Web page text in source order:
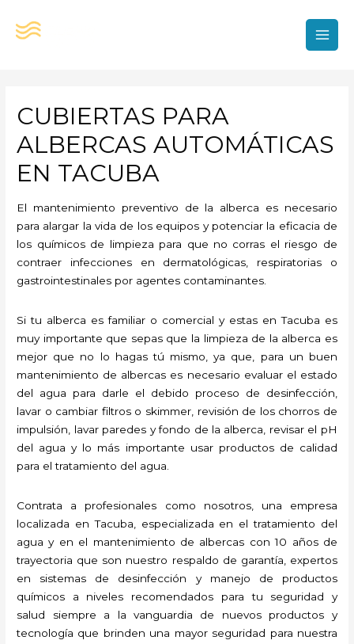
CUBIERTAS PARA
ALBERCAS AUTOMÁTICAS
EN TACUBA
El mantenimiento preventivo de la alberca es necesario
para alargar la vida de los equipos y potenciar la eficacia de
los químicos de limpieza para que no corras el riesgo de
contraer infecciones en dermatológicas, respiratorias o
gastrointestinales por agentes contaminantes.
Si tu alberca es familiar o comercial y estas en Tacuba es
muy importante que sepas que la limpieza de la alberca es
mejor que no lo hagas tú mismo, ya que, para un buen
mantenimiento de albercas es necesario evaluar el estado
del agua para darle el debido proceso de desinfección,
lavar o cambiar filtros o skimmer, revisión de los chorros de
impulsión, lavar paredes y fondo de la alberca, revisar el pH
del agua y lo más importante usar productos de calidad
para el tratamiento del agua.
Contrata a profesionales como nosotros, una empresa
localizada en Tacuba, especializada en el tratamiento del
agua y en el mantenimiento de albercas con 10 años de
trayectoria que son nuestro respaldo de garantía, expertos
en sistemas de desinfección y manejo de productos
químicos a niveles recomendados para tu seguridad y
salud siempre a la vanguardia de nuevos productos y
tecnología que brinden una mayor seguridad para nuestra